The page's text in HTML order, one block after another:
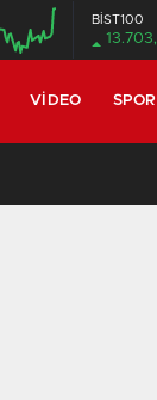
BİST100
VIDEO SPOR